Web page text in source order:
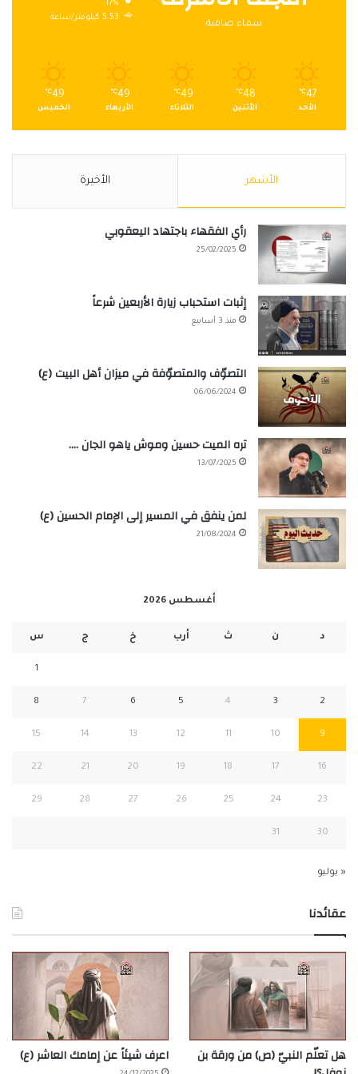
سماء صافية
17%
5.53 كيلومتر/ساعة
47
℃
الأحد
48
℃
الأثنين
49
℃
الثلاثاء
49
℃
الأربعاء
49
℃
الخميس
الأشهر الأخيرة
رأي الفقهاء باجتهاد اليعقوبي
25/02/2025
إثبات استحباب زيارة الأربعين شرعاً
منذ 3 أسابيع
التصوّف والمتصوّفة في ميزان أهل البيت (ع)
06/06/2024
تره الميت حسين وموش ياهو الجان ….
13/07/2025
لمن ينفق في المسير إلى الإمام الحسين (ع)
21/08/2024
أغسطس 2026
د ن ث أرب خ ج س
1
2
3
4
5
6
7
8
9
10
11
12
13
14
15
16
17
18
19
20
21
22
23
24
25
26
27
28
29
30
31
« يوليو
عقائدنا
هل تعلّم النبيّ (ص) من ورقة بن
اعرف شيئاً عن إمامك العاشر (ع)